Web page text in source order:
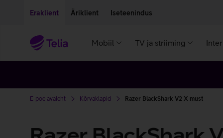
Eraklient Äriklient Iseteenindus
Mobiil TV ja striiming
E-poe avaleht Kõrvaklapid Razer BlackShark V2 X must